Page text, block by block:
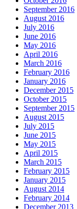
September 2016
August 2016
July 2016
June 2016
May 2016
April 2016
March 2016
February 2016
January 2016
December 2015
October 2015
September 2015
August 2015
July 2015
June 2015
May 2015
April 2015
March 2015
February 2015
January 2015
August 2014
February 2014
December 2013